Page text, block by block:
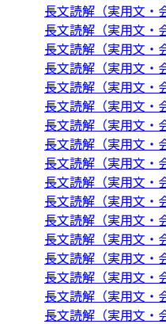
長文読解（実用文・
長文読解（実用文・
長文読解（実用文・
長文読解（実用文・
長文読解（実用文・
長文読解（実用文・
長文読解（実用文・
長文読解（実用文・
長文読解（実用文・
長文読解（実用文・
長文読解（実用文・
長文読解（実用文・
長文読解（実用文・
長文読解（実用文・
長文読解（実用文・
長文読解（実用文・
長文読解（実用文・